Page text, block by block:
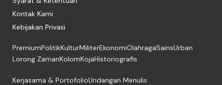
Kontak Kami
Kebijakan Privasi
PremiumPolitikKulturMiliterEkonomiOlahragaSainsUrban
Lorong ZamanKolomKojaHistoriografis
Kerjasama & PortofolioUndangan Menulis